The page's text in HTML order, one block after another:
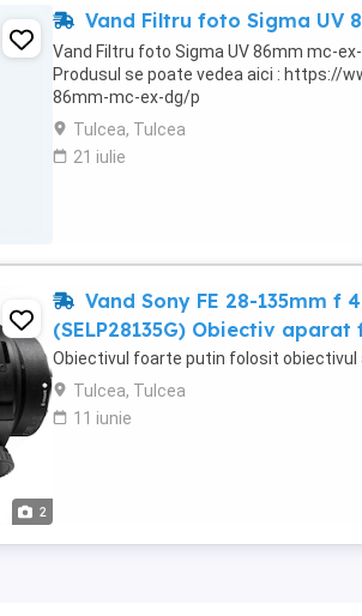
Vand Filtru foto Sigma UV
Vand Filtru foto Sigma UV 86mm mc-
Produsul se poate vedea aici : https://
86mm-mc-ex-dg/p
Tulcea, Tulcea
21 iulie
2
Vand Sony FE 28-135mm f
(SELP28135G) Obiectiv aparat
Obiectivul foarte putin folosit obiectivul
Tulcea, Tulcea
11 iunie